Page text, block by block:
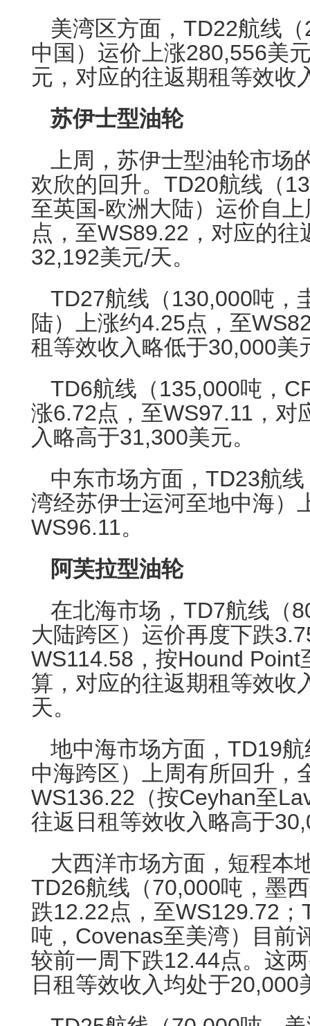
美湾区方面，TD22航线
中国）运价上涨280,556美
元，对应的往返期租等效收
苏伊士型油轮
上周，苏伊士型油轮市场
欢欣的回升。TD20航线（
至英国-欧洲大陆）运价自
点，至WS89.22，对应的往
32,192美元/天。
TD27航线（130,000吨，
陆）上涨约4.25点，至
租等效收入略低于30,000美
TD6航线（135,000吨，
涨6.72点，至WS97.11，对
入略高于31,300美元。
中东市场方面，TD23航
湾经苏伊士运河至地中海）
WS96.11。
阿芙拉型油轮
在北海市场，TD7航线（
大陆跨区）运价再度下跌
WS114.58，按Hound
算，对应的往返期租等效收
天。
地中海市场方面，TD19
中海跨区）上周有所回升，
WS136.22（按Ceyhan至
往返日租等效收入略高于
大西洋市场方面，短程本
TD26航线（70,000吨，墨
跌12.22点，至WS129.72
吨，Covenas至美湾）目前
较前一周下跌12.44点。这
日租等效收入均处于20,000